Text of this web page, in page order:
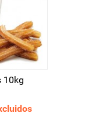
10kg